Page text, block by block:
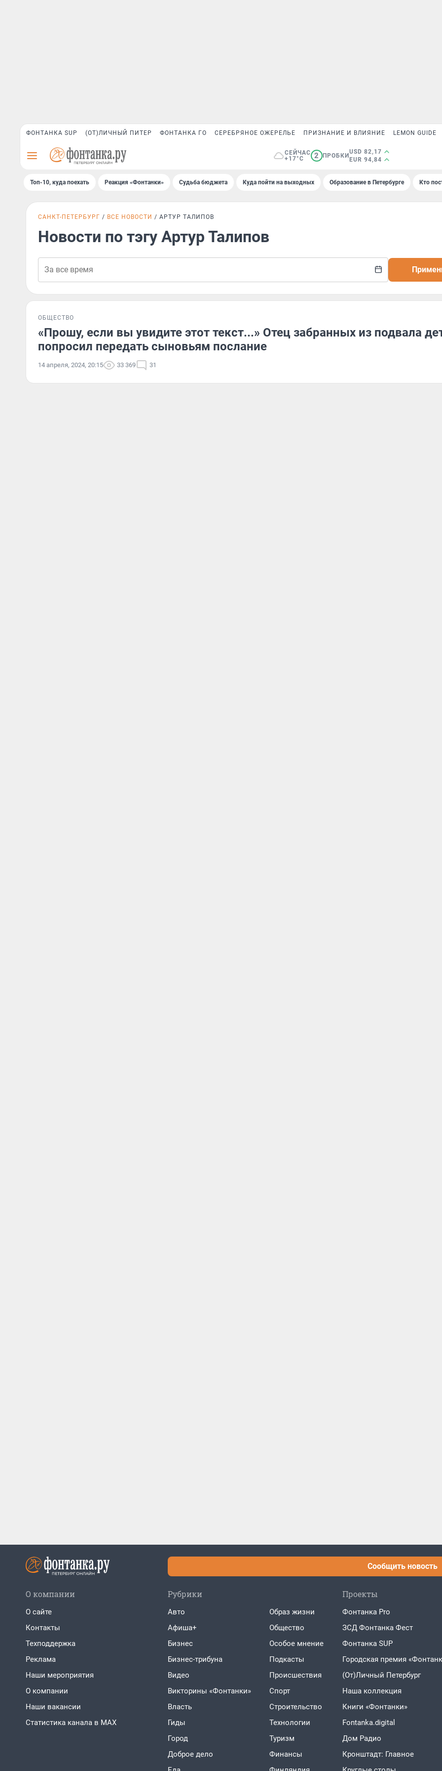
ФОНТАНКА SUP (ОТ)ЛИЧНЫЙ ПИТЕР ФОНТАНКА ГО СЕРЕБРЯНОЕ ОЖЕРЕЛЬЕ ПРИЗНАНИЕ И ВЛИЯНИЕ LEMON GUIDE
СЕЙЧАС
+17°C
2 ПРОБКИ
USD 82,17
EUR 94,84
Топ-10, куда поехать Реакция «Фонтанки» Судьба бюджета Куда пойти на выходных Образование в Петербурге Кто
САНКТ-ПЕТЕРБУРГ ВСЕ НОВОСТИ АРТУР ТАЛИПОВ
Новости по тэгу Артур Талипов
ОБЩЕСТВО
«Прошу, если вы увидите этот текст...» Отец забранных из подвала
попросил передать сыновьям послание
14 апреля, 2024, 20:15 33 369 31
Сообщить новость
О компании
О сайте
Контакты
Техподдержка
Реклама
Наши мероприятия
О компании
Наши вакансии
Статистика канала в MAX
Рубрики
Авто
Афиша+
Бизнес
Бизнес-трибуна
Видео
Викторины «Фонтанки»
Власть
Гиды
Город
Доброе дело
Образ жизни
Общество
Особое мнение
Подкасты
Проиcшествия
Спорт
Строительство
Технологии
Туризм
Финансы
Проекты
Фонтанка Pro
ЗСД Фонтанка Фест
Фонтанка SUP
Городская премия
(От)Личный Петербург
Наша коллекция
Книги «Фонтанки»
Fontanka.digital
Дом Радио
Кронштадт: Главное